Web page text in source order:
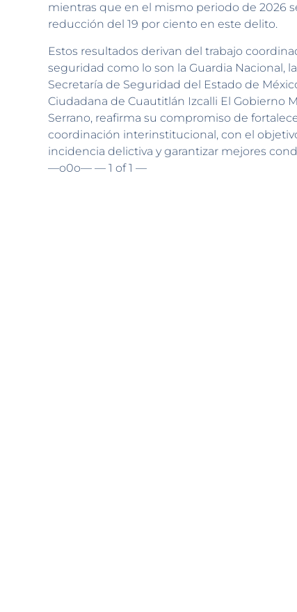
mientras que en el mismo periodo de 2026
reducción del 19 por ciento en este delito.
Estos resultados derivan del trabajo
seguridad como lo son la Guardia Nacional,
Secretaría de Seguridad del Estado de
Ciudadana de Cuautitlán Izcalli El Gobierno
Serrano, reafirma su compromiso de
coordinación interinstitucional, con el
incidencia delictiva y garantizar mejores
—o0o— — 1 of 1 —